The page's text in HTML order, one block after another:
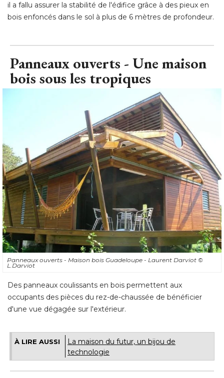
il a fallu assurer la stabilité de l'édifice grâce à des pieux en
bois enfoncés dans le sol à plus de 6 mètres de profondeur.
Panneaux ouverts - Une maison
bois sous les tropiques
Panneaux ouverts - Maison bois Guadeloupe - Laurent Darviot ©
L.Darviot
Des panneaux coulissants en bois permettent aux
occupants des pièces du rez-de-chaussée de bénéficier
d'une vue dégagée sur l'extérieur.
À LIRE AUSSI
La maison du futur, un bijou de
technologie